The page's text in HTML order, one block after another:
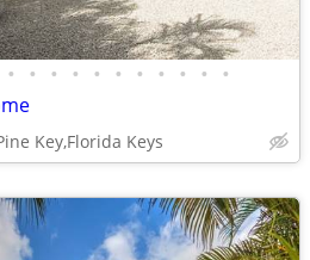
• • • • • • • • • • •
Key,Florida Keys